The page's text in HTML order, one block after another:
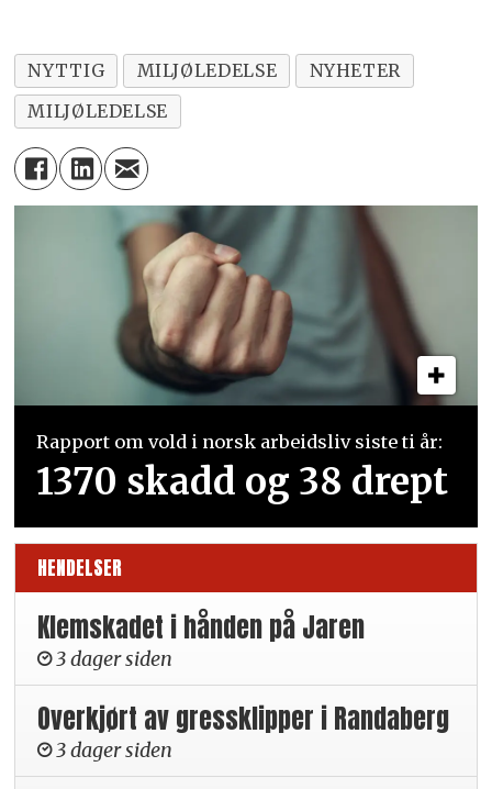
NYTTIG MILJØLEDELSE
NYHETER
MILJØLEDELSE
Rapport om vold i norsk arbeidsliv siste ti år:
1370 skadd og 38 drept
HENDELSER
Klemskadet i hånden på Jaren
3 dager siden
Overkjørt av gressklipper i Randaberg
3 dager siden